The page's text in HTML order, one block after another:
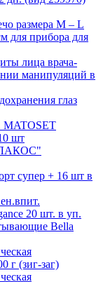
размера М – L
для прибора для
лица врача-
манипуляций в
глаз
MATOSET
шт
супер + 16 шт в
20 шт. в уп.
Bella
г (зиг-заг)